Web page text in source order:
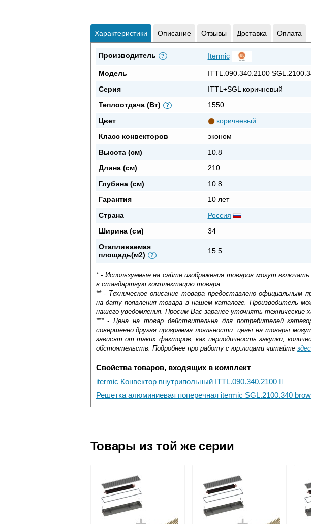
Характеристики Описание Отзывы Доставка Оплата
Производитель ? Itermic
Модель
ITTL.090.340.2100
Серия
ITTL+SGL коричневый
Теплоотдача (Вт)
?
1550
Цвет
коричневый
Класс конвекторов
эконом
Высота (см)
10.8
Длина (см)
210
Глубина (см)
10.8
Гарантия
10 лет
Страна
Россия
Ширина (см)
34
Отапливаемая
площадь(м2)
?
15.5
* - Используемые на сайте изображения товаров могут
в стандартную комплектацию товара.
** - Техническое описание товара предоставлено официальным
на дату появления товара в нашем каталоге. Производитель
нашего уведомления. Просим Вас заранее уточнять технические
*** - Цена на товар действительна для потребителей
совершенно другая программа лояльности: цены на товары
зависят от таких факторов, как периодичность закупки,
обстоятельств. Подробнее про работу с юр.лицами читайте
Свойства товаров, входящих в комплект
itermic Конвектор внутрипольный ITTL.090.340.2100
Решетка алюминиевая поперечная itermic SGL.2100.340
Доставка сантехники по Москве и Московской области
Возможные способы оплаты:
Интернет-деньгами (Yandex-деньги, Web-money, Qiwi-
Безналичный расчёт (возможно и с НДС)
Товары из той же серии